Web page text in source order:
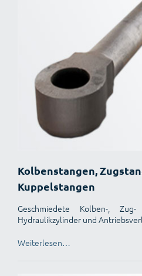
Kolbenstangen,
Kuppelstangen
Geschmiedete Kolben-,
Hydraulikzylinder und
Weiterlesen…